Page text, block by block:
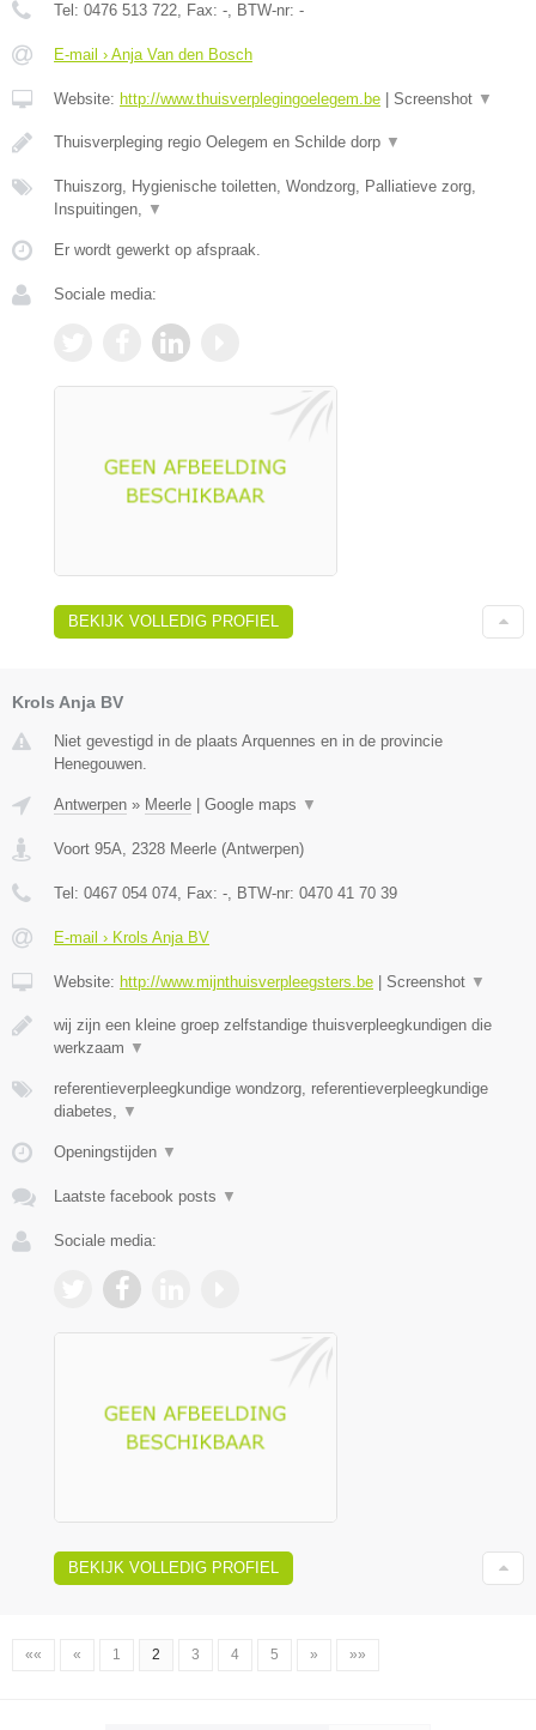
Tel: 0476 513 722, Fax: -, BTW-nr: -
E-mail › Anja Van den Bosch
Website: http://www.thuisverplegingoelegem.be Screenshot ▼
Thuisverpleging regio Oelegem en Schilde dorp ▼
Thuiszorg, Hygienische toiletten, Wondzorg, Palliatieve zorg,
Inspuitingen, ▼
Er wordt gewerkt op afspraak.
Sociale media:
BEKIJK VOLLEDIG PROFIEL
Krols Anja BV
Niet gevestigd in de plaats Arquennes en in de provincie
Henegouwen.
Antwerpen » Meerle Google maps ▼
Voort 95A 2328 Meerle (Antwerpen)
Tel: 0467 054 074 , Fax: - , BTW-nr: 0470 41 70 39
E-mail › Krols Anja BV
Website: http://www.mijnthuisverpleegsters.be Screenshot ▼
wij zijn een kleine groep zelfstandige thuisverpleegkundigen die
werkzaam ▼
referentieverpleegkundige wondzorg, referentieverpleegkundige
diabetes,
▼
Openingstijden ▼
Laatste facebook posts ▼
Sociale media:
BEKIJK VOLLEDIG PROFIEL
«« « 1 2 3 4 5 » »»